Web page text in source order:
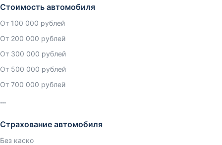
Стоимость автомобиля
От 100 000 рублей
От 200 000 рублей
От 300 000 рублей
От 500 000 рублей
От 700 000 рублей
Страхование автомобиля
Без каско